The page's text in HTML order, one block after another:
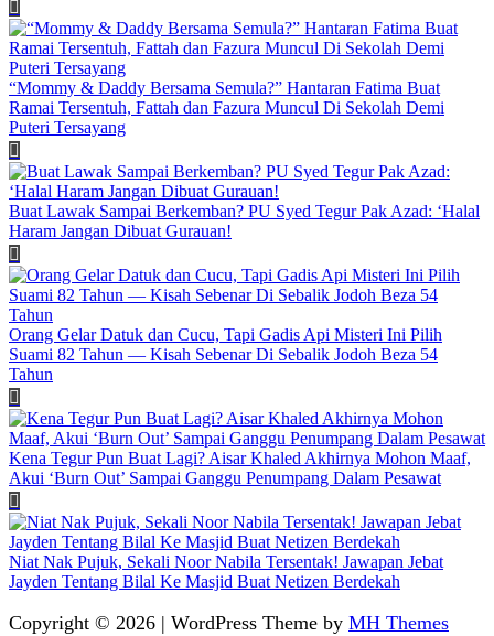
“Mommy & Daddy Bersama Semula?” Hantaran Fatima Buat
Ramai Tersentuh, Fattah dan Fazura Muncul Di Sekolah Demi
Puteri Tersayang
Buat Lawak Sampai Berkemban? PU Syed Tegur Pak Azad: ‘Halal
Haram Jangan Dibuat Gurauan!
Orang Gelar Datuk dan Cucu, Tapi Gadis Api Misteri Ini Pilih
Suami 82 Tahun — Kisah Sebenar Di Sebalik Jodoh Beza 54
Tahun
Kena Tegur Pun Buat Lagi? Aisar Khaled Akhirnya Mohon Maaf,
Akui ‘Burn Out’ Sampai Ganggu Penumpang Dalam Pesawat
Niat Nak Pujuk, Sekali Noor Nabila Tersentak! Jawapan Jebat
Jayden Tentang Bilal Ke Masjid Buat Netizen Berdekah
Copyright © 2026 | WordPress Theme by MH Themes